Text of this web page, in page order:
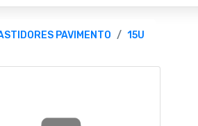
PAVIMENTO 15U